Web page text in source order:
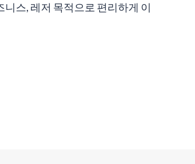
스, 레저 목적으로 편리하게 이